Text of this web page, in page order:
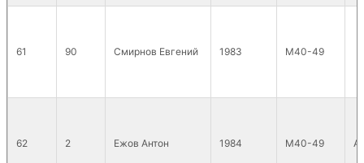
61 90 Смирнов Евгений 1983 М40-49
62 2 Ежов Антон 1984 М40-49